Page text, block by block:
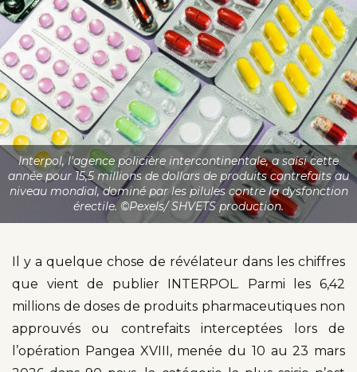
Interpol, l'agence policière intercontinentale, a saisi cette
année pour 15,5 millions de dollars de produits contrefaits au
niveau mondial, dominé par les pilules contre la dysfonction
érectile. ©Pexels/ SHVETS production.
Il y a quelque chose de révélateur dans les chiffres
que vient de publier INTERPOL. Parmi les 6,42
millions de doses de produits pharmaceutiques non
approuvés ou contrefaits interceptées lors de
l’opération Pangea XVIII, menée du 10 au 23 mars